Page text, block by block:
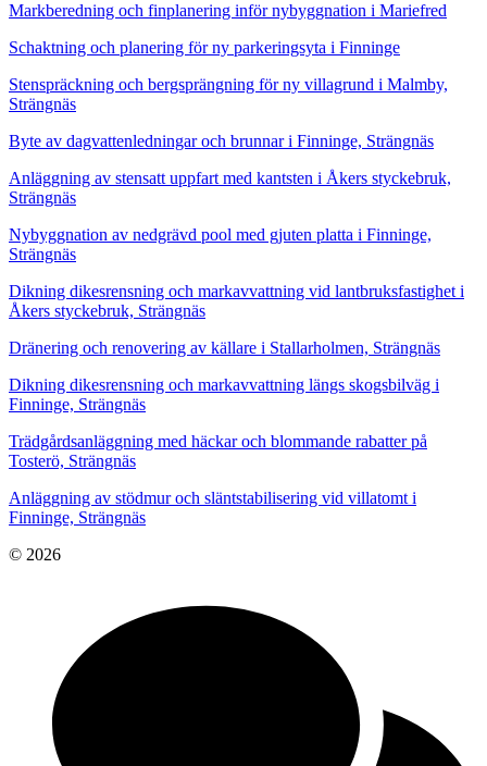
Markberedning och finplanering inför nybyggnation i Mariefred
Schaktning och planering för ny parkeringsyta i Finninge
Stenspräckning och bergsprängning för ny villagrund i Malmby,
Strängnäs
Byte av dagvattenledningar och brunnar i Finninge, Strängnäs
Anläggning av stensatt uppfart med kantsten i Åkers styckebruk,
Strängnäs
Nybyggnation av nedgrävd pool med gjuten platta i Finninge,
Strängnäs
Dikning dikesrensning och markavvattning vid lantbruksfastighet i
Åkers styckebruk, Strängnäs
Dränering och renovering av källare i Stallarholmen, Strängnäs
Dikning dikesrensning och markavvattning längs skogsbilväg i
Finninge, Strängnäs
Trädgårdsanläggning med häckar och blommande rabatter på
Tosterö, Strängnäs
Anläggning av stödmur och släntstabilisering vid villatomt i
Finninge, Strängnäs
© 2026